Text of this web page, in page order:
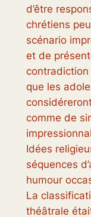
d’être
chrétiens
scénario
et de
que les
comme de
Idées
séquences
humour
La
théâtrale